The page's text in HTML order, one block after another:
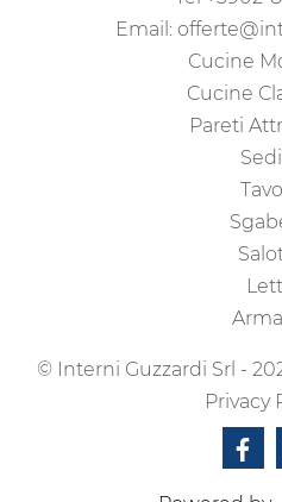
Email:
Cucine
Cucine
Pareti
© Interni Guzzardi Srl -
Privacy